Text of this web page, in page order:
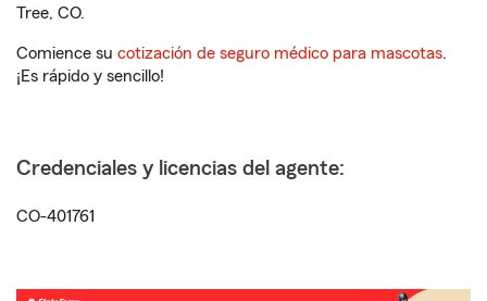
Tree, CO.
Comience su cotización de seguro médico para mascotas.
¡Es rápido y sencillo!
Credenciales y licencias del agente:
CO-401761